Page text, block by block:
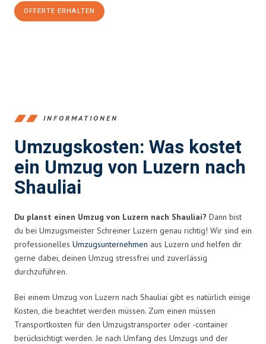
OFFERTE ERHALTEN
INFORMATIONEN
Umzugskosten: Was kostet
ein Umzug von Luzern nach
Shauliai
Du planst einen Umzug von Luzern nach Shauliai? Dann bist
du bei Umzugsmeister Schreiner Luzern genau richtig! Wir sind ein
professionelles Umzugsunternehmen aus Luzern und helfen dir
gerne dabei, deinen Umzug stressfrei und zuverlässig
durchzuführen.
Bei einem Umzug von Luzern nach Shauliai gibt es natürlich einige
Kosten, die beachtet werden müssen. Zum einen müssen
Transportkosten für den Umzugstransporter oder -container
berücksichtigt werden. Je nach Umfang des Umzugs und der